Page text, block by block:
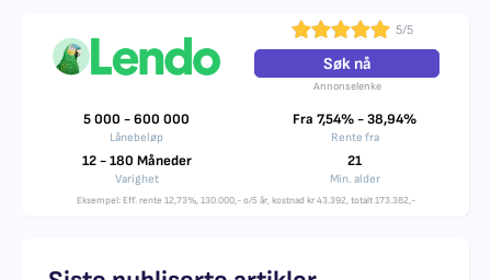
5/5
Søk nå
Annonselenke
5 000 - 600 000
Lånebeløp
Fra 7,54% - 38,94%
Rente fra
12 - 180 Måneder
Varighet
21
Min. alder
Eksempel: Eff. rente 12,73%, 130.000,- o/5 år, kostnad kr 43.392, totalt 173.382,-